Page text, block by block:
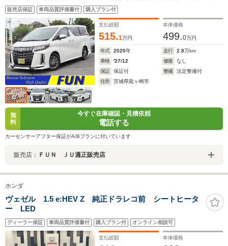
ンナーミラー 両自動 Pバックドア 黒ナッパ革シー
ト JBL メーカーナビ&リヤエンタメ&パノラミックビ
ュー&IPA2 社外ドラレコ前後
販売店保証 車両品質評価書付 購入プラン付
支払総額
515.1万円
本体価格
499.0万円
年式 2020年 走行 2.8万km
車検
'27/12 修復
なし
保証
保証付 整備
法定整備付
住所
茨城県龍ヶ崎市
無
料
今すぐ在庫確認・見積依頼
電話する
カーセンサーアフター保証がA/Bプランに付いています
販売店： ＦＵＮ ＪＵ適正販売店
ホンダ
ヴェゼル 1.5 e:HEV Z 純正ドラレコ前 シートヒータ
ー LED
ディーラー保証 車両品質評価書付 購入プラン付 オンライン相談可
支払総額 本体価格